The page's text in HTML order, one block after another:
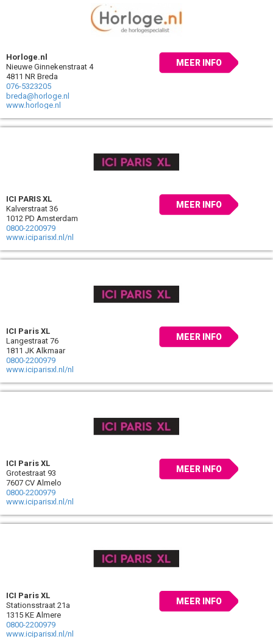
Horloge.nl
Nieuwe Ginnekenstraat 4
4811 NR Breda
076-5323205
breda@horloge.nl
www.horloge.nl
MEER INFO
ICI PARIS XL
Kalverstraat 36
1012 PD Amsterdam
0800-2200979
www.iciparisxl.nl/nl
MEER INFO
ICI Paris XL
Langestraat 76
1811 JK Alkmaar
0800-2200979
www.iciparisxl.nl/nl
MEER INFO
ICI Paris XL
Grotestraat 93
7607 CV Almelo
0800-2200979
www.iciparisxl.nl/nl
MEER INFO
ICI Paris XL
Stationsstraat 21a
1315 KE Almere
0800-2200979
www.iciparisxl.nl/nl
MEER INFO